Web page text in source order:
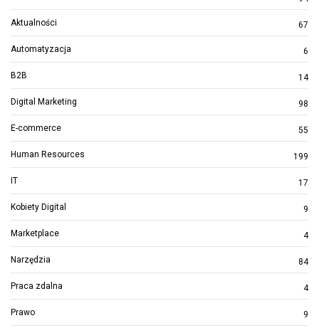
Aktualności 67
Automatyzacja 6
B2B 14
Digital Marketing 98
E-commerce 55
Human Resources 199
IT 17
Kobiety Digital 9
Marketplace 4
Narzędzia 84
Praca zdalna 4
Prawo 9